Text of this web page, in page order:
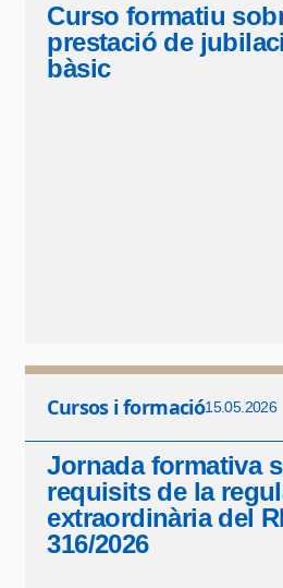
Curso formatiu
prestació de
bàsic
Cursos i formació15.05.2026
Jornada formativa
requisits de la
extraordinària del
316/2026